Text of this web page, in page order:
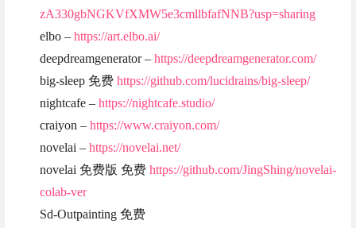
zA330gbNGKVfXMW5e3cmllbfafNNB?usp=sharing
elbo – https://art.elbo.ai/
deepdreamgenerator – https://deepdreamgenerator.com/
big-sleep 免费 https://github.com/lucidrains/big-sleep/
nightcafe – https://nightcafe.studio/
craiyon – https://www.craiyon.com/
novelai – https://novelai.net/
novelai 免费版 免费 https://github.com/JingShing/novelai-
colab-ver
Sd-Outpainting 免费